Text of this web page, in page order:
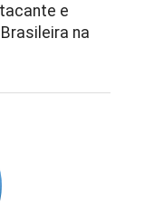
e
na